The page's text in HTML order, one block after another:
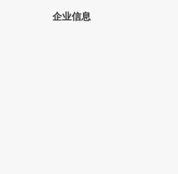
企业信息